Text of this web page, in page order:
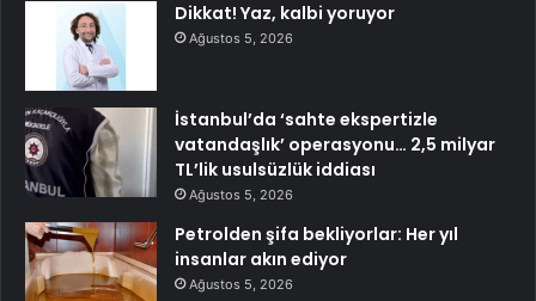
Dikkat! Yaz, kalbi yoruyor
Ağustos 5, 2026
İstanbul’da ‘sahte ekspertizle
vatandaşlık’ operasyonu… 2,5 milyar
TL’lik usulsüzlük iddiası
Ağustos 5, 2026
Petrolden şifa bekliyorlar: Her yıl
insanlar akın ediyor
Ağustos 5, 2026